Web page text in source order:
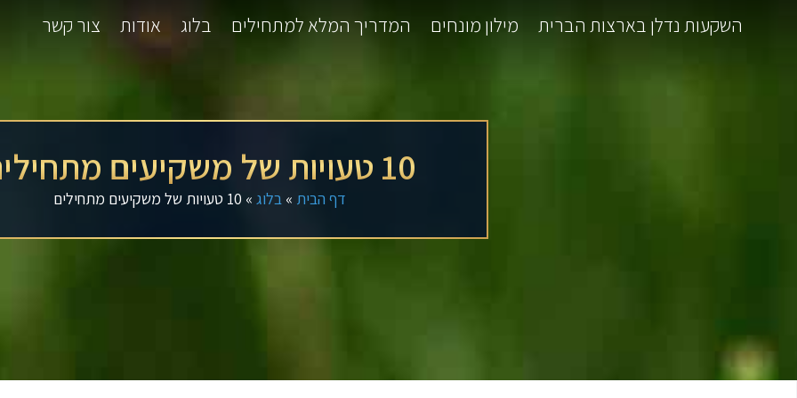
השקעות נדלן בארצות הברית מילון מונחים המדריך המלא למתחילים בלוג אודות צור קשר
10 טעויות של משקיעים מתחילים
דף הבית »בלוג » 10 טעויות של משקיעים מתחילים